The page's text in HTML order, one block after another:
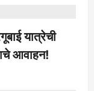
यात्रेची
आवाहन!